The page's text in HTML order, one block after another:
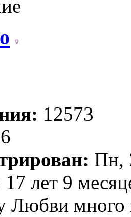
12573
Пн,
17 лет 9
Любви много